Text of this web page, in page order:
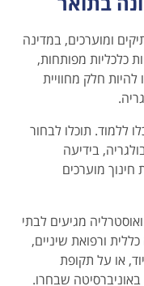
ומוערכים, במדינה
כלכליות מפותחות,
להיות חלק מחוויית
תוכלו ללמוד. תוכלו לבחור
בידיעה
מוערכים
מגיעים לבתי
ורפואת שיניים,
או על תקופת
שבחרו.